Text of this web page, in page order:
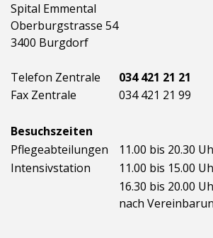
Spital Emmental
Oberburgstrasse 54
3400 Burgdorf
Telefon Zentrale
034 421 21 21
Fax Zentrale
034 421 21 99
Besuchszeiten
Pflegeabteilungen
11.00 bis 20.30
Intensivstation
11.00 bis 15.00
16.30 bis 20.00
nach